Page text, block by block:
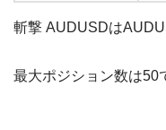
斬撃 AUDUSDは
最大ポジション数は50